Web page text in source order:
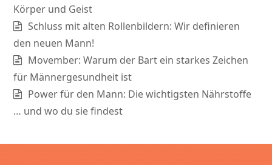
Körper und Geist
Schluss mit alten Rollenbildern: Wir definieren
den neuen Mann!
Movember: Warum der Bart ein starkes Zeichen
für Männergesundheit ist
Power für den Mann: Die wichtigsten Nährstoffe
… und wo du sie findest